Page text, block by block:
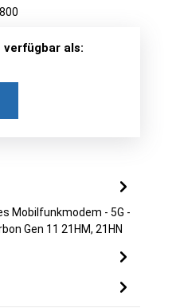
als:
Mobilfunkmodem - 5G -
Gen 11 21HM, 21HN